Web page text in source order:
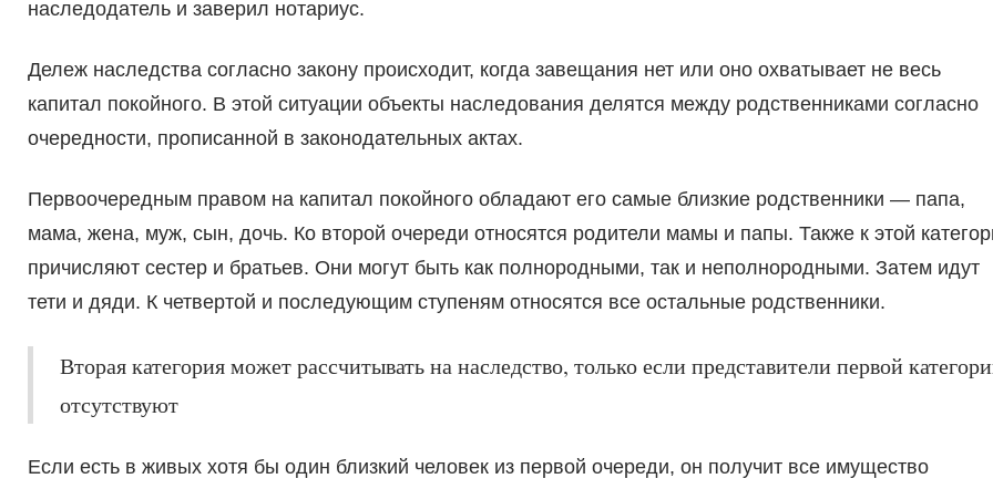
наследодатель и заверил нотариус.
Дележ наследства согласно закону происходит, когда завещания нет или оно охватывает не весь
капитал покойного. В этой ситуации объекты наследования делятся между родственниками согласно
очередности, прописанной в законодательных актах.
Первоочередным правом на капитал покойного обладают его самые близкие родственники — папа,
мама, жена, муж, сын, дочь. Ко второй очереди относятся родители мамы и папы. Также к этой
причисляют сестер и братьев. Они могут быть как полнородными, так и неполнородными. Затем идут
тети и дяди. К четвертой и последующим ступеням относятся все остальные родственники.
Вторая категория может рассчитывать на наследство, только если представители первой
отсутствуют
Если есть в живых хотя бы один близкий человек из первой очереди, он получит все имущество